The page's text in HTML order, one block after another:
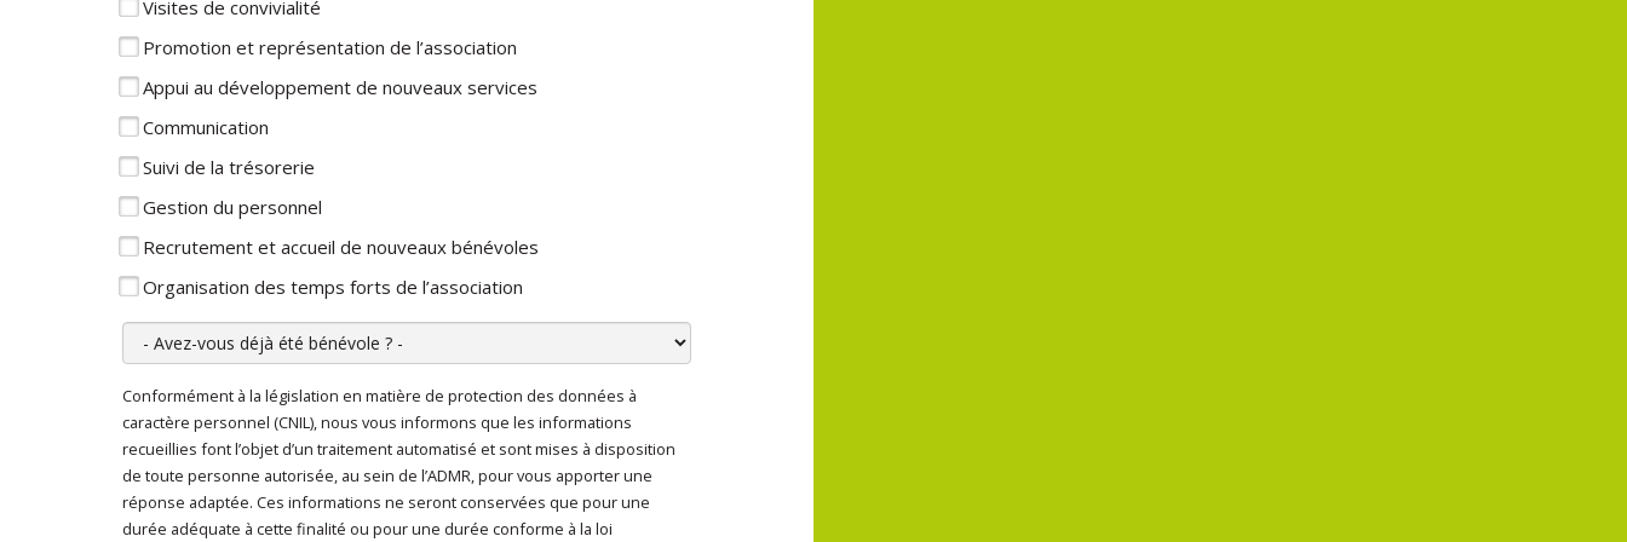
Visites de convivialité
Promotion et représentation de l’association
Appui au développement de nouveaux services
Communication
Suivi de la trésorerie
Gestion du personnel
Recrutement et accueil de nouveaux bénévoles
Organisation des temps forts de l’association
Avez-vous déjà été bénévole ?
En cliquant sur "Envoyer", je consens au traitement de mes données à
caractère personnel*
Conformément à la législation en matière de protection des données à
caractère personnel (CNIL), nous vous informons que les informations
recueillies font l’objet d’un traitement automatisé et sont mises à disposition
de toute personne autorisée, au sein de l’ADMR, pour vous apporter une
réponse adaptée. Ces informations ne seront conservées que pour une
durée adéquate à cette finalité ou pour une durée conforme à la loi